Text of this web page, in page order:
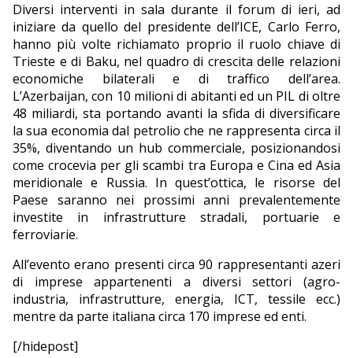
Diversi interventi in sala durante il forum di ieri, ad
iniziare da quello del presidente dell’ICE, Carlo Ferro,
hanno più volte richiamato proprio il ruolo chiave di
Trieste e di Baku, nel quadro di crescita delle relazioni
economiche bilaterali e di traffico dell’area.
L’Azerbaijan, con 10 milioni di abitanti ed un PIL di oltre
48 miliardi, sta portando avanti la sfida di diversificare
la sua economia dal petrolio che ne rappresenta circa il
35%, diventando un hub commerciale, posizionandosi
come crocevia per gli scambi tra Europa e Cina ed Asia
meridionale e Russia. In quest’ottica, le risorse del
Paese saranno nei prossimi anni prevalentemente
investite in infrastrutture stradali, portuarie e
ferroviarie.
All’evento erano presenti circa 90 rappresentanti azeri
di imprese appartenenti a diversi settori (agro-
industria, infrastrutture, energia, ICT, tessile ecc.)
mentre da parte italiana circa 170 imprese ed enti.
[/hidepost]